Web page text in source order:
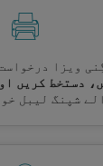
ویزا
دستخط کریں
شپنگ لیبل